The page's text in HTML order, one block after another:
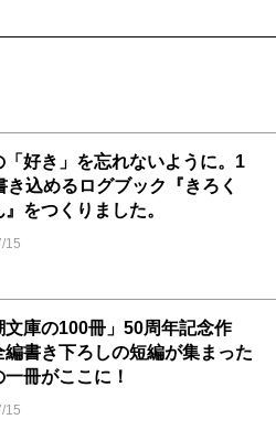
「好き」を忘れないように。1
き込めるログブック『きろく
をつくりました。
15
文庫の100冊」50周年記念作
書き下ろしの短編が集まった
冊がここに！
15